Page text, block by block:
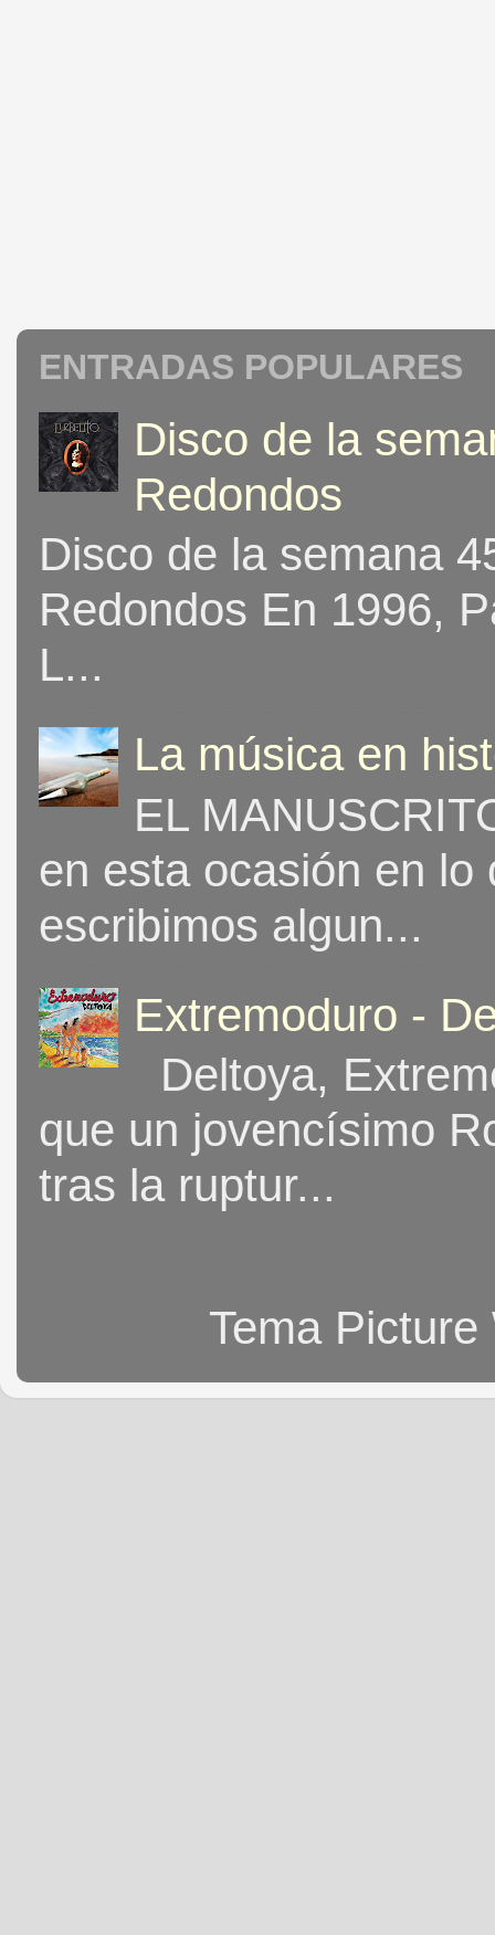
ENTRADAS POPULARES
Disco de la
Redondos
Disco de la semana
Redondos En 1996,
L...
La música en
EL
en esta ocasión en
escribimos algun...
Extremoduro -
Deltoya,
que un jovencísimo
tras la ruptur...
Tema